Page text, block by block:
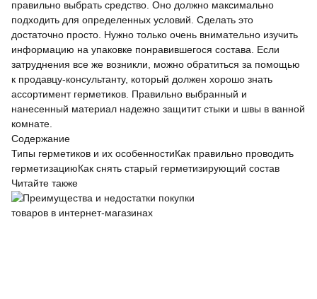
правильно выбрать средство. Оно должно максимально
подходить для определенных условий. Сделать это
достаточно просто. Нужно только очень внимательно изучить
информацию на упаковке понравившегося состава. Если
затруднения все же возникли, можно обратиться за помощью
к продавцу-консультанту, который должен хорошо знать
ассортимент герметиков. Правильно выбранный и
нанесенный материал надежно защитит стыки и швы в ванной
комнате.
Содержание
Типы герметиков и их особенностиКак правильно проводить
герметизациюКак снять старый герметизирующий состав
Читайте также